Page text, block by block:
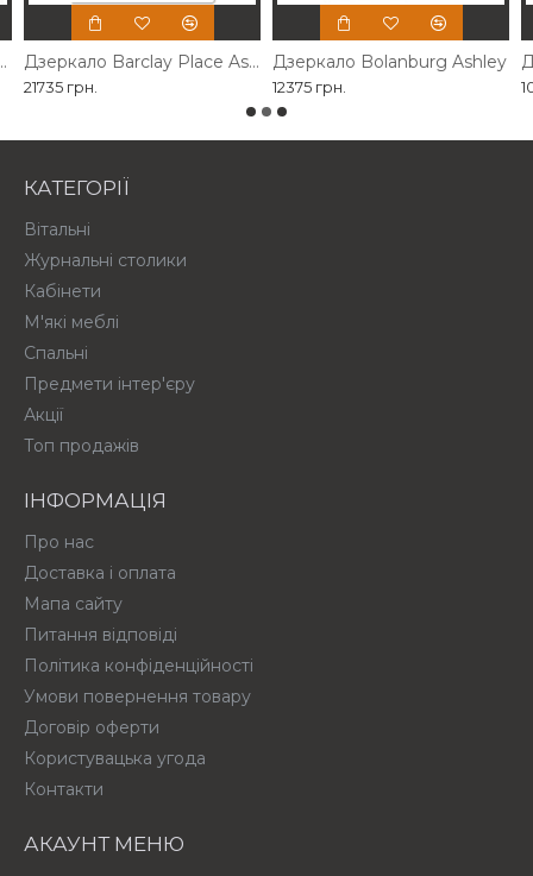
Дзеркало Barclay Place Ashley
21735 грн.
Дзеркало Bolanburg Ashley
12375 грн.
КАТЕГОРІЇ
Вітальні
Журнальні столики
Кабінети
М'які меблі
Спальні
Предмети інтер'єру
Акції
Топ продажів
ІНФОРМАЦІЯ
Про нас
Доставка і оплата
Мапа сайту
Питання відповіді
Політика конфіденційності
Умови повернення товару
Договір оферти
Користувацька угода
Контакти
АКАУНТ МЕНЮ